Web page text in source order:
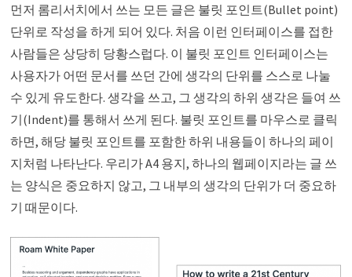
먼저 롬리서치에서 쓰는 모든 글은 불릿 포인트(Bullet point)
단위로 작성을 하게 되어 있다. 처음 이런 인터페이스를 접한
사람들은 상당히 당황스럽다. 이 불릿 포인트 인터페이스는
사용자가 어떤 문서를 쓰던 간에 생각의 단위를 스스로 나눌
수 있게 유도한다. 생각을 쓰고, 그 생각의 하위 생각은 들여 쓰
기(Indent)를 통해서 쓰게 된다. 불릿 포인트를 마우스로 클릭
하면, 해당 불릿 포인트를 포함한 하위 내용들이 하나의 페이
지처럼 나타난다. 우리가 A4 용지, 하나의 웹페이지라는 글 쓰
는 양식은 중요하지 않고, 그 내부의 생각의 단위가 더 중요하
기 때문이다.